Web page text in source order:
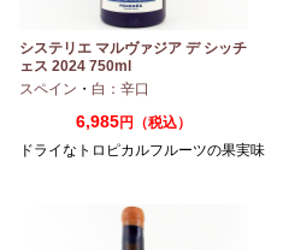
システリエ マルヴァジア デ シッチ
ェス 2024 750ml
スペイン ・ 白：辛口
6,985円（税込）
ドライなトロピカルフルーツの果実味